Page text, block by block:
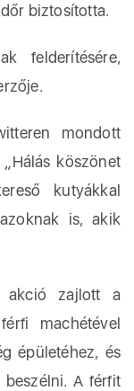
biztosította.
felderítésére,
mondott
köszönet
kutyákkal
is, akik
akció zajlott a
machétével
épületéhez, és
A férfit